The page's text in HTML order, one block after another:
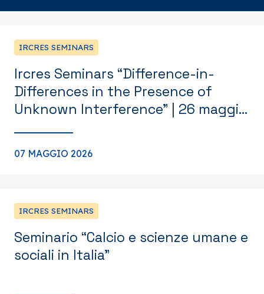
IRCRES SEMINARS
Ircres Seminars “Difference-in-
Differences in the Presence of
Unknown Interference” | 26 maggio
07 MAGGIO 2026
IRCRES SEMINARS
Seminario “Calcio e scienze umane e
sociali in Italia”